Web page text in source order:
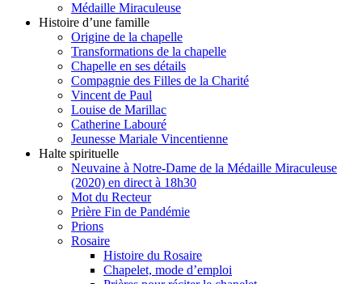
Médaille Miraculeuse
Histoire d’une famille
Origine de la chapelle
Transformations de la chapelle
Chapelle en ses détails
Compagnie des Filles de la Charité
Vincent de Paul
Louise de Marillac
Catherine Labouré
Jeunesse Mariale Vincentienne
Halte spirituelle
Neuvaine à Notre-Dame de la Médaille Miraculeuse
(2020) en direct à 18h30
Mot du Recteur
Prière Fin de Pandémie
Prions
Rosaire
Histoire du Rosaire
Chapelet, mode d’emploi